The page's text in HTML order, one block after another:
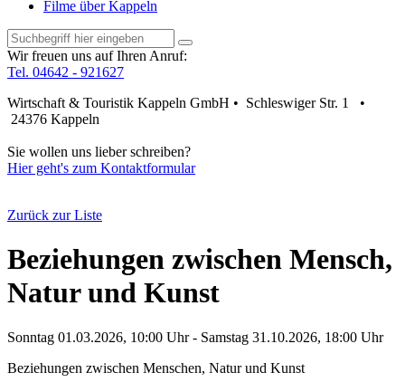
Filme über Kappeln
Wir freuen uns auf Ihren Anruf:
Tel. 04642 - 921627
Wirtschaft & Touristik Kappeln GmbH • Schleswiger Str. 1 •
24376 Kappeln
Sie wollen uns lieber schreiben?
Hier geht's zum Kontaktformular
Zurück zur Liste
Beziehungen zwischen Mensch,
Natur und Kunst
Sonntag 01.03.2026, 10:00 Uhr - Samstag 31.10.2026, 18:00 Uhr
Beziehungen zwischen Menschen, Natur und Kunst